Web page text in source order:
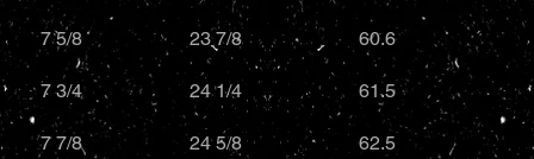
7 5/8 23 7/8 60.6
7 3/4 24 1/4 61.5
7 7/8 24 5/8 62.5